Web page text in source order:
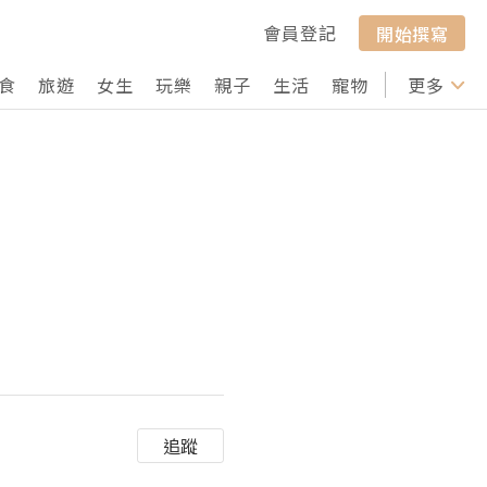
會員登記
開始撰寫
旅遊 女生 玩樂 親子 生活 寵物 行山 打卡
更多
追蹤